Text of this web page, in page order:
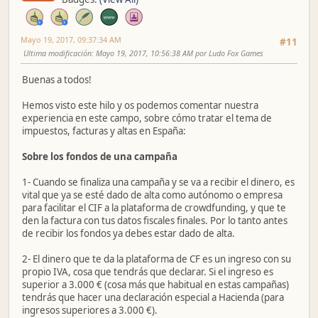
#11
Mayo 19, 2017, 09:37:34 AM
Ultima modificación: Mayo 19, 2017, 10:56:38 AM por Ludo Fox Games
Buenas a todos!
Hemos visto este hilo y os podemos comentar nuestra
experiencia en este campo, sobre cómo tratar el tema de
impuestos, facturas y altas en España:
Sobre los fondos de una campaña
1- Cuando se finaliza una campaña y se va a recibir el dinero, es
vital que ya se esté dado de alta como autónomo o empresa
para facilitar el CIF a la plataforma de crowdfunding, y que te
den la factura con tus datos fiscales finales. Por lo tanto antes
de recibir los fondos ya debes estar dado de alta.
2- El dinero que te da la plataforma de CF es un ingreso con su
propio IVA, cosa que tendrás que declarar. Si el ingreso es
superior a 3.000 € (cosa más que habitual en estas campañas)
tendrás que hacer una declaración especial a Hacienda (para
ingresos superiores a 3.000 €).